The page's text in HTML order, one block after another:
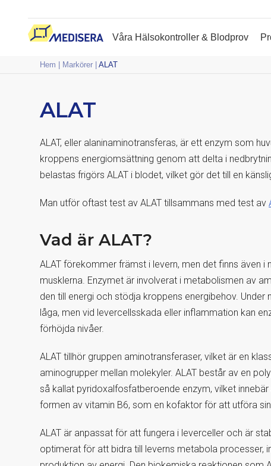
Våra Hälsokontroller & Blodprov
Hem Markörer |ALAT
ALAT
ALAT, eller alaninaminotransferas, är ett enzym som
kroppens energiomsättning genom att delta i
belastas frigörs ALAT i blodet, vilket gör det till en
Man utför oftast test av ALAT tillsammans med test av
Vad är ALAT?
ALAT förekommer främst i levern, men det finns även i
musklerna. Enzymet är involverat i metabolismen av
den till energi och stödja kroppens energibehov. Under
låga, men vid levercellsskada eller inflammation kan
förhöjda nivåer.
ALAT tillhör gruppen aminotransferaser, vilket är en
aminogrupper mellan molekyler. ALAT består av en
så kallat pyridoxalfosfatberoende enzym, vilket
formen av vitamin B6, som en kofaktor för att utföra
ALAT är anpassat för att fungera i leverceller och är
optimerat för att bidra till leverns metabola processer,